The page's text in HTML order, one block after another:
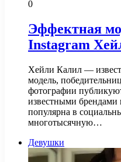
0
Эффектная
Instagram
Хейли Калил —
модель,
фотографии
известными брендами
популярна в
многотысячную…
Девушки